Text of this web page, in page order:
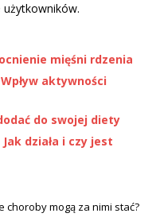
mięśni rdzenia
aktywności
do swojej diety
działa i czy jest
choroby mogą za nimi stać?